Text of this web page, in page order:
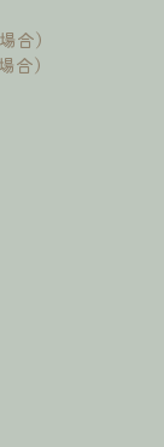
）
）